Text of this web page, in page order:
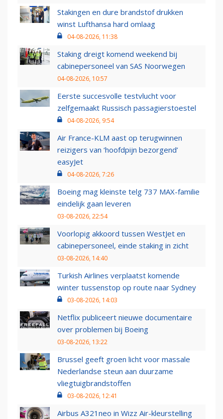
Stakingen en dure brandstof drukken
winst Lufthansa hard omlaag
04-08-2026, 11:38
Staking dreigt komend weekend bij
cabinepersoneel van SAS Noorwegen
04-08-2026, 10:57
Eerste succesvolle testvlucht voor
zelfgemaakt Russisch passagierstoestel
04-08-2026, 9:54
Air France-KLM aast op terugwinnen
reizigers van ‘hoofdpijn bezorgend’
easyJet
04-08-2026, 7:26
Boeing mag kleinste telg 737 MAX-familie
eindelijk gaan leveren
03-08-2026, 22:54
Voorlopig akkoord tussen WestJet en
cabinepersoneel, einde staking in zicht
03-08-2026, 14:40
Turkish Airlines verplaatst komende
winter tussenstop op route naar Sydney
03-08-2026, 14:03
Netflix publiceert nieuwe documentaire
over problemen bij Boeing
03-08-2026, 13:22
Brussel geeft groen licht voor massale
Nederlandse steun aan duurzame
vliegtuigbrandstoffen
03-08-2026, 12:41
Airbus A321neo in Wizz Air-kleurstelling